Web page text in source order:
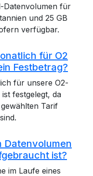
Datenvolumen für
und 25 GB
verfügbar.
für O2
Festbetrag?
für unsere O2-
festgelegt, da
Tarif
Datenvolumen
ist?
im Laufe eines